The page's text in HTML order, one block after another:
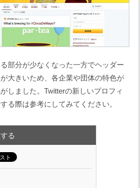
部分が少なくなった一方でヘッダー
大きいため、各企業や団体の特色が
しました。Twitterの新しいプロフィ
る際は参考にしてみてください。
る